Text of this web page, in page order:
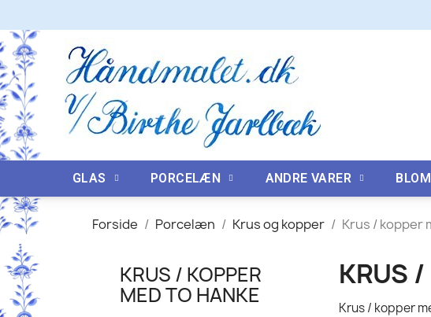
GLAS PORCELÆN ANDRE VARER
Forside Porcelæn Krus og kopper Krus / kopper
KRUS / KOPPER
MED TO HANKE
KRUS
Krus / kopper